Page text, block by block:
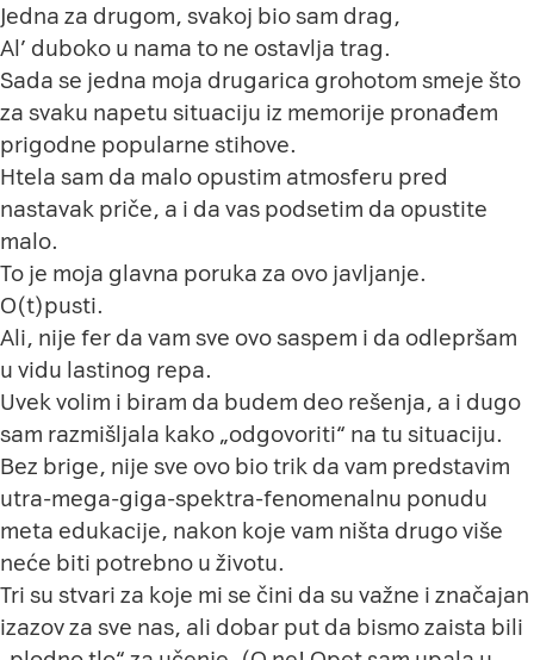
Jedna za drugom, svakoj bio sam drag,
Al’ duboko u nama to ne ostavlja trag.
Sada se jedna moja drugarica grohotom smeje što
za svaku napetu situaciju iz memorije pronađem
prigodne popularne stihove.
Htela sam da malo opustim atmosferu pred
nastavak priče, a i da vas podsetim da opustite
malo.
To je moja glavna poruka za ovo javljanje.
O(t)pusti.
Ali, nije fer da vam sve ovo saspem i da odlepršam
u vidu lastinog repa.
Uvek volim i biram da budem deo rešenja, a i dugo
sam razmišljala kako „odgovoriti“ na tu situaciju.
Bez brige, nije sve ovo bio trik da vam predstavim
utra-mega-giga-spektra-fenomenalnu ponudu
meta edukacije, nakon koje vam ništa drugo više
neće biti potrebno u životu.
Tri su stvari za koje mi se čini da su važne i značajan
izazov za sve nas, ali dobar put da bismo zaista bili